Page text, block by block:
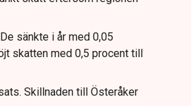
sänkte i år med 0,05
skatten med 0,5 procent till
Skillnaden till Österåker